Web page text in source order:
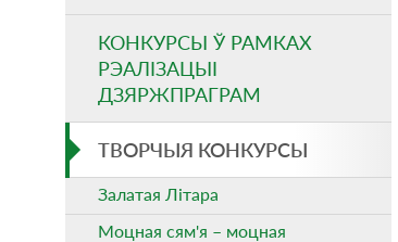
КОНКУРСЫ Ў РАМКАХ
РЭАЛІЗАЦЫІ
ДЗЯРЖПРАГРАМ
ТВОРЧЫЯ КОНКУРСЫ
Залатая Літара
Моцная сям'я – моцная